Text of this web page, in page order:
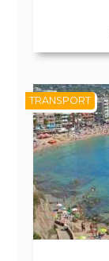
TRANSPORT